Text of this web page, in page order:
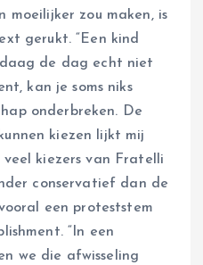
moeilijker zou maken, is
gerukt. “Een kind
de dag echt niet
kan je soms niks
onderbreken. De
kiezen lijkt mij
kiezers van Fratelli
conservatief dan de
een proteststem
“In een
we die afwisseling